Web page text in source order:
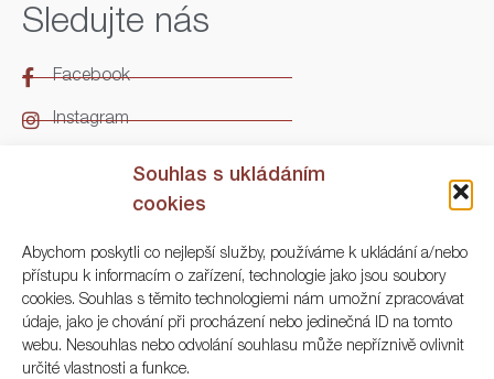
Souhlas s ukládáním
cookies
Abychom poskytli co nejlepší služby, používáme k ukládání a/nebo
přístupu k informacím o zařízení, technologie jako jsou soubory
cookies. Souhlas s těmito technologiemi nám umožní zpracovávat
údaje, jako je chování při procházení nebo jedinečná ID na tomto
webu. Nesouhlas nebo odvolání souhlasu může nepříznivě ovlivnit
určité vlastnosti a funkce.
Sledujte nás
Facebook
Instagram
Kontakt
ARGO Numismatika
Korunní 83, Praha 3